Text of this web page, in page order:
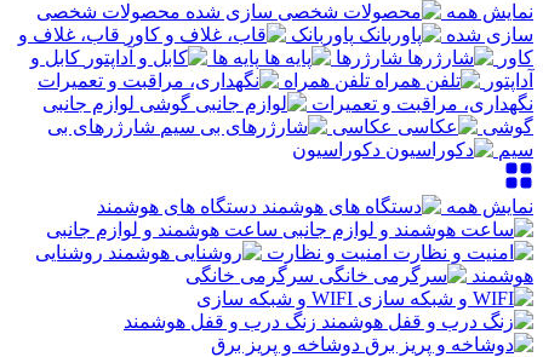
نمایش همه
محصولات شخصی
سازی شده
پاوربانک
قاب، غلاف و
کاور
شارژرها پایه ها
کابل و
آداپتور
تلفن همراه
نگهداری، مراقبت و تعمیرات
لوازم جانبی
گوشی
عکاسی
شارژرهای بی
سیم
دکوراسیون
نمایش همه
دستگاه های هوشمند
ساعت هوشمند و لوازم جانبی
امنیت و نظارت
روشنایی
هوشمند
سرگرمی خانگی
WIFI و شبکه سازی
زنگ درب و قفل هوشمند
دوشاخه و پریز برق